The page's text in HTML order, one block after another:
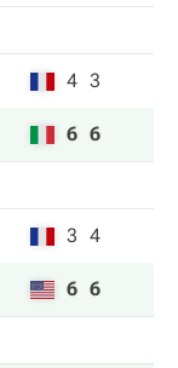
4 3
6 6
3 4
6 6